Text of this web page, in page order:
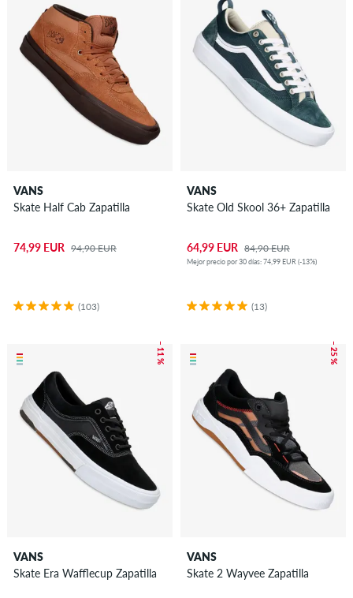
VANS
Skate Half Cab Zapatilla
74,99 EUR 94,90 EUR
(103)
VANS
Skate Old Skool 36+ Zapatilla
64,99 EUR 84,90 EUR
Mejor precio por 30 días: 74,99 EUR (-13%)
(13)
– 11 %
VANS
Skate Era Wafflecup Zapatilla
– 25 %
VANS
Skate 2 Wayvee Zapatilla